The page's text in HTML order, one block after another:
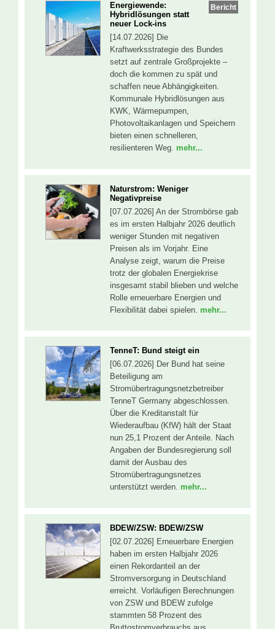
Bericht
Energiewende:
Hybridlösungen statt
neuer Lock-ins
[14.07.2026] Die
Kraftwerksstrategie des Bundes
setzt auf zentrale Großprojekte –
doch die kommen zu spät und
schaffen neue Abhängigkeiten.
Kommunale Hybridlösungen aus
KWK, Wärmepumpen,
Photovoltaikanlagen und Speichern
bieten einen schnelleren,
resilienteren Weg. mehr...
Naturstrom: Weniger
Negativpreise
[07.07.2026] An der Strombörse gab
es im ersten Halbjahr 2026 deutlich
weniger Stunden mit negativen
Preisen als im Vorjahr. Eine
Analyse zeigt, warum die Preise
trotz der globalen Energiekrise
insgesamt stabil blieben und welche
Rolle erneuerbare Energien und
Flexibilität dabei spielen. mehr...
TenneT: Bund steigt ein
[06.07.2026] Der Bund hat seine
Beteiligung am
Stromübertragungsnetzbetreiber
TenneT Germany abgeschlossen.
Über die Kreditanstalt für
Wiederaufbau (KfW) hält der Staat
nun 25,1 Prozent der Anteile. Nach
Angaben der Bundesregierung soll
damit der Ausbau des
Stromübertragungsnetzes
unterstützt werden. mehr...
BDEW/ZSW: BDEW/ZSW
[02.07.2026] Erneuerbare Energien
haben im ersten Halbjahr 2026
einen Rekordanteil an der
Stromversorgung in Deutschland
erreicht. Vorläufigen Berechnungen
von ZSW und BDEW zufolge
stammten 58 Prozent des